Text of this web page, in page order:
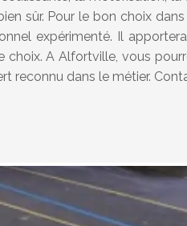
sûr. Pour le bon choix dans
expérimenté. Il
A Alfortville, vous
reconnu dans le métier.